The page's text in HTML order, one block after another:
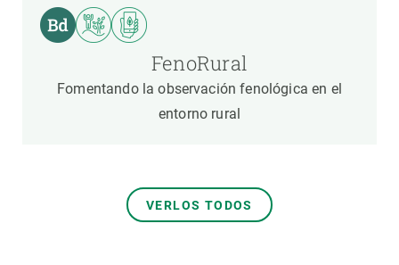
FenoRural
Fomentando la observación fenológica en el
entorno rural
VERLOS TODOS